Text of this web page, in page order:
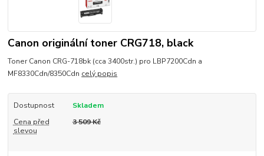
Canon originální toner CRG718, black
Toner Canon CRG-718bk (cca 3400str.) pro LBP7200Cdn a
MF8330Cdn/8350Cdn celý popis
Dostupnost
Skladem
Cena před
slevou
3 509 Kč